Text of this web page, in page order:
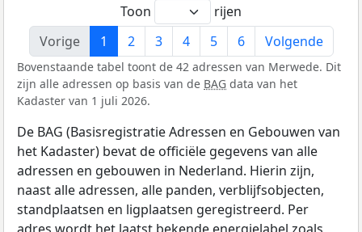
Toon
rijen
Vorige
1 2 3 4 5 6 Volgende
Bovenstaande tabel toont de 42 adressen van Merwede. Dit
zijn alle adressen op basis van de BAG data van het
Kadaster van 1 juli 2026.
De BAG (Basisregistratie Adressen en Gebouwen van
het Kadaster) bevat de officiële gegevens van alle
adressen en gebouwen in Nederland. Hierin zijn,
naast alle adressen, alle panden, verblijfsobjecten,
standplaatsen en ligplaatsen geregistreerd. Per